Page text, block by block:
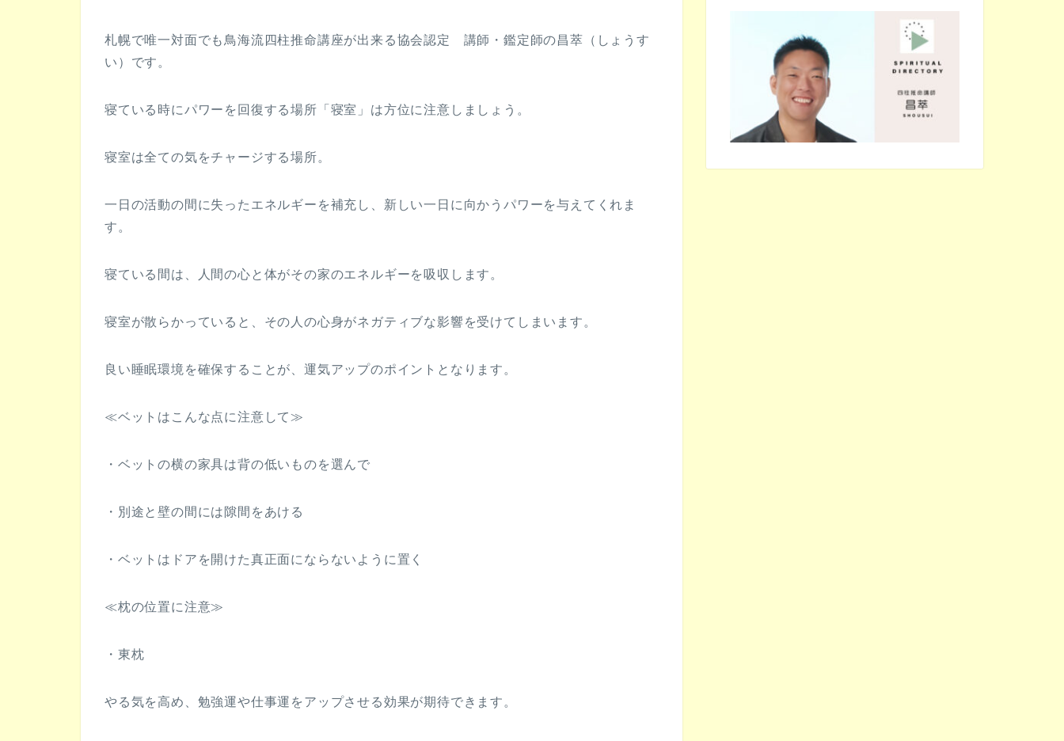
札幌で唯一対面でも鳥海流四柱推命講座が出来る協会認定 講師・鑑定師の昌萃（しょうす
い）です。
寝ている時にパワーを回復する場所「寝室」は方位に注意しましょう。
寝室は全ての気をチャージする場所。
一日の活動の間に失ったエネルギーを補充し、新しい一日に向かうパワーを与えてくれま
す。
寝ている間は、人間の心と体がその家のエネルギーを吸収します。
寝室が散らかっていると、その人の心身がネガティブな影響を受けてしまいます。
良い睡眠環境を確保することが、運気アップのポイントとなります。
≪ベットはこんな点に注意して≫
・ベットの横の家具は背の低いものを選んで
・別途と壁の間には隙間をあける
・ベットはドアを開けた真正面にならないように置く
≪枕の位置に注意≫
・東枕
やる気を高め、勉強運や仕事運をアップさせる効果が期待できます。